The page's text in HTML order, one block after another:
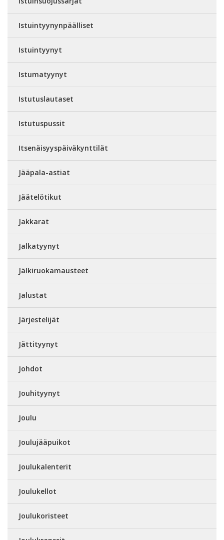
Istuintyynynpäälliset
Istuintyynyt
Istumatyynyt
Istutuslautaset
Istutuspussit
Itsenäisyyspäiväkynttilät
Jääpala-astiat
Jäätelötikut
Jakkarat
Jalkatyynyt
Jälkiruokamausteet
Jalustat
Järjestelijät
Jättityynyt
Johdot
Jouhityynyt
Joulu
Joulujääpuikot
Joulukalenterit
Joulukellot
Joulukoristeet